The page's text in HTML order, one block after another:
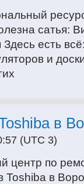
сатья:
есть
и
в
(UTC 3)
центр по
Toshiba в